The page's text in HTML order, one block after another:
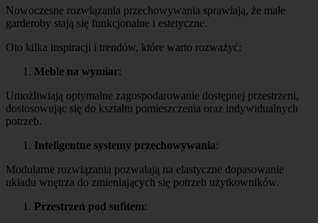
Nowoczesne rozwiązania przechowywania sprawiają, że małe
garderoby stają się funkcjonalne i estetyczne.
Oto kilka inspiracji i trendów, które warto rozważyć:
Meble na wymiar:
Umożliwiają optymalne zagospodarowanie dostępnej przestrzeni,
dostosowując się do kształtu pomieszczenia oraz indywidualnych
potrzeb.
Inteligentne systemy przechowywania:
Modularne rozwiązania pozwalają na elastyczne dopasowanie
układu wnętrza do zmieniających się potrzeb użytkowników.
Przestrzeń pod sufitem: